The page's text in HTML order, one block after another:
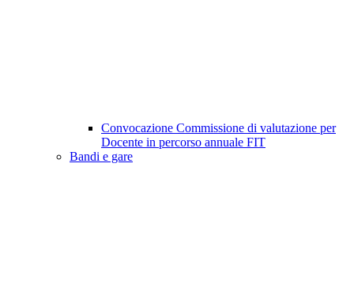
Convocazione Commissione di valutazione per
Docente in percorso annuale FIT
Bandi e gare